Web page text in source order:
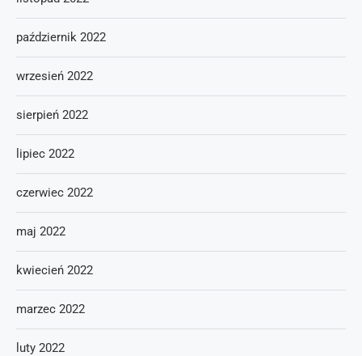
październik 2022
wrzesień 2022
sierpień 2022
lipiec 2022
czerwiec 2022
maj 2022
kwiecień 2022
marzec 2022
luty 2022